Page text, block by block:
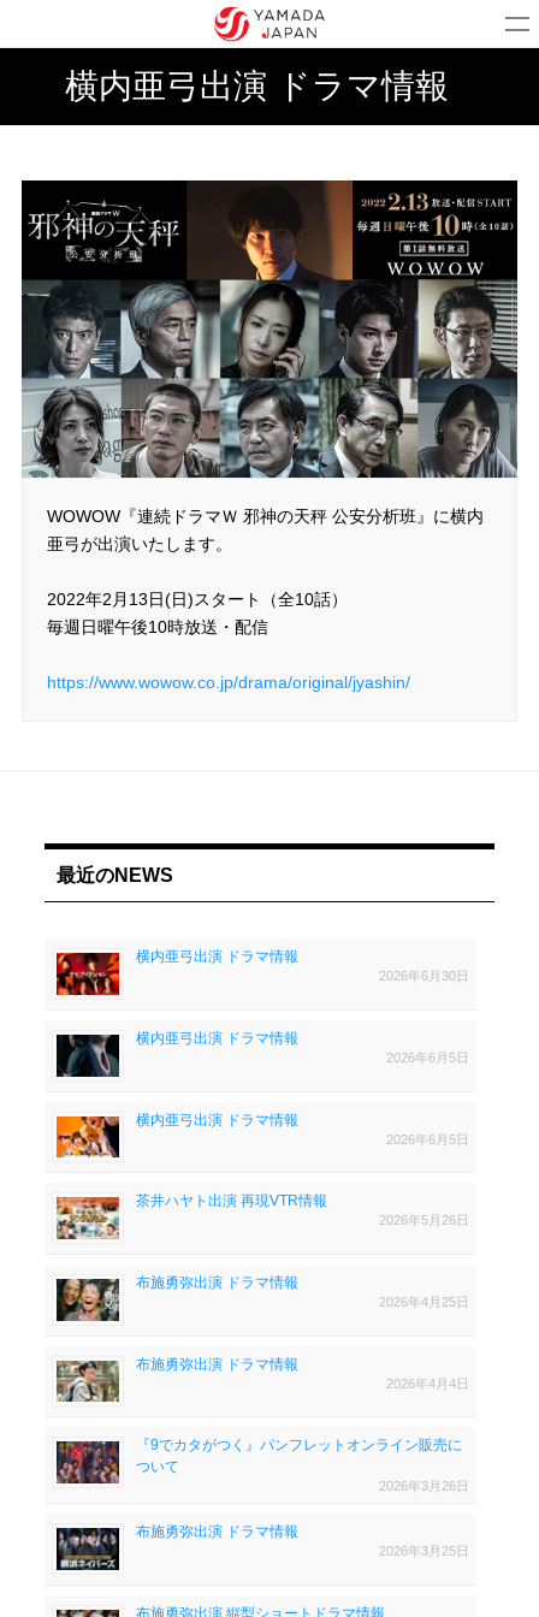
横内亜弓出演 ドラマ情報
WOWOW『連続ドラマＷ 邪神の天秤 公安分析班』に横内
亜弓が出演いたします。
2022年2月13日(日)スタート（全10話）
毎週日曜午後10時放送・配信
https://www.wowow.co.jp/drama/original/jyashin/
最近のNEWS
横内亜弓出演 ドラマ情報
2026年6月30日
横内亜弓出演 ドラマ情報
2026年6月5日
横内亜弓出演 ドラマ情報
2026年6月5日
茶井ハヤト出演 再現VTR情報
2026年5月26日
布施勇弥出演 ドラマ情報
2026年4月25日
布施勇弥出演 ドラマ情報
2026年4月4日
『9でカタがつく』パンフレットオンライン販売に
ついて
2026年3月26日
布施勇弥出演 ドラマ情報
2026年3月25日
布施勇弥出演 縦型ショートドラマ情報